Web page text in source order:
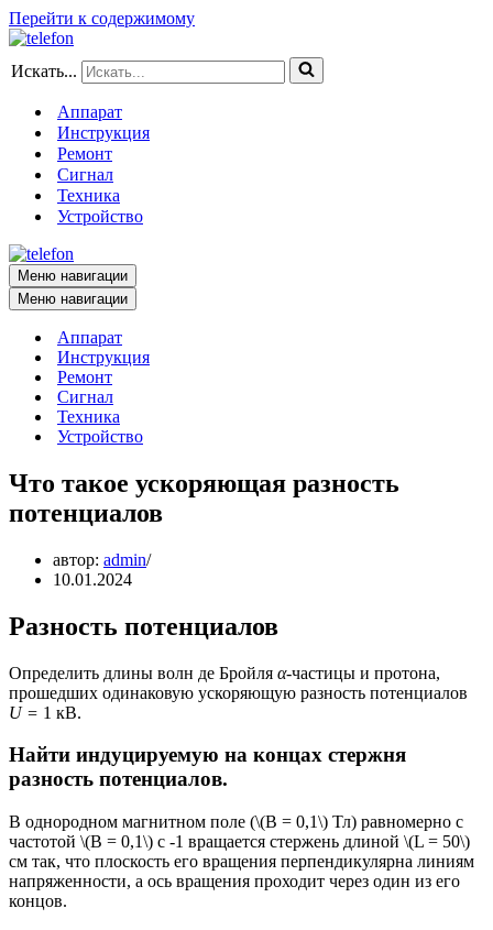
Перейти к содержимому
Искать...
Аппарат
Инструкция
Ремонт
Сигнал
Техника
Устройство
Меню навигации
Меню навигации
Аппарат
Инструкция
Ремонт
Сигнал
Техника
Устройство
Что такое ускоряющая разность
потенциалов
автор: admin
10.01.2024
Разность потенциалов
Определить длины волн де Бройля α-частицы и протона,
прошедших одинаковую ускоряющую разность потенциалов
U = 1 кВ.
Найти индуцируемую на концах стержня
разность потенциалов.
В однородном магнитном поле (\(B = 0,1\) Тл) равномерно с
частотой \(B = 0,1\) с -1 вращается стержень длиной \(L = 50\)
см так, что плоскость его вращения перпендикулярна линиям
напряженности, а ось вращения проходит через один из его
концов.